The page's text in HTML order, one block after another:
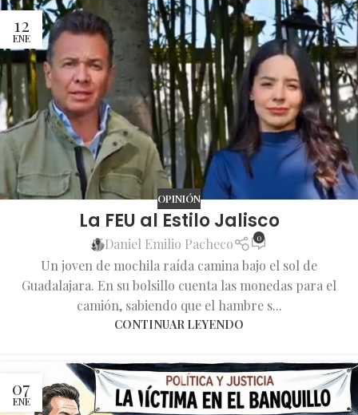
12
ENE
OPINIÓN
La FEU al Estilo Jalisco
Daniel Emilio Pacheco 0
Un joven de mochila raída camina bajo el sol de
Guadalajara. En su bolsillo cuenta las monedas para el
camión, sabiendo que el hambre s...
CONTINUAR LEYENDO
07
ENE